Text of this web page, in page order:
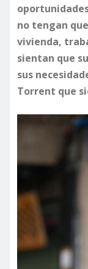
no tengan
vivienda,
sientan que
sus
Torrent que